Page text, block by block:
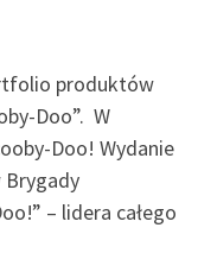
produktów
Doo”. W
Doo! Wydanie
Brygady
– lidera całego